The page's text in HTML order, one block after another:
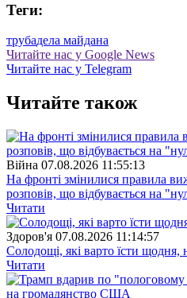
Теги:
трубадела майдана
Читайте нас у Google News
Читайте нас у Telegram
Читайте також
Війна 07.08.2026 11:55:13
На фронті змінилися правила
розповів, що відбувається на
Читати
Здоров'я 07.08.2026 11:14:57
Солодощі, які варто їсти щодня,
Читати